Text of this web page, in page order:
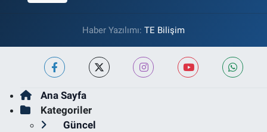
Haber Yazılımı: TE Bilişim
Ana Sayfa
Kategoriler
Güncel